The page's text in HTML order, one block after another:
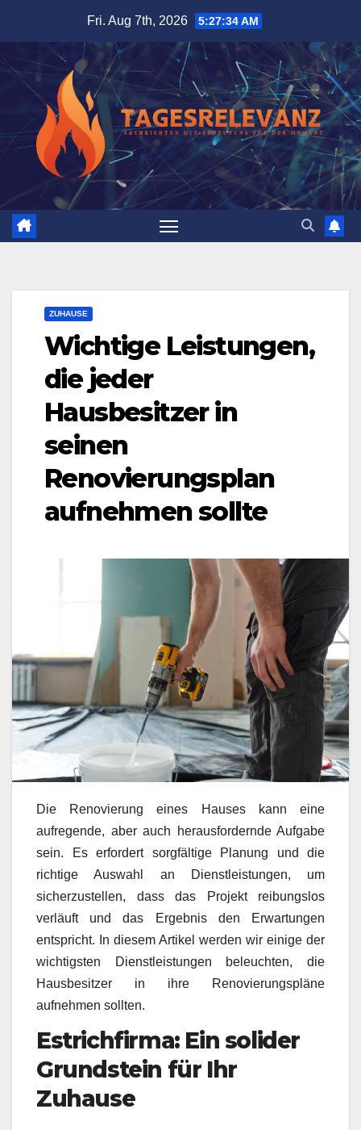
content
Fri. Aug 7th, 2026 5:27:35 AM
ZUHAUSE
Wichtige Leistungen,
die jeder
Hausbesitzer in
seinen
Renovierungsplan
aufnehmen sollte
Die Renovierung eines Hauses kann eine
aufregende, aber auch herausfordernde Aufgabe
sein. Es erfordert sorgfältige Planung und die
richtige Auswahl an Dienstleistungen, um
sicherzustellen, dass das Projekt reibungslos
verläuft und das Ergebnis den Erwartungen
entspricht. In diesem Artikel werden wir einige der
wichtigsten Dienstleistungen beleuchten, die
Hausbesitzer in ihre Renovierungspläne
aufnehmen sollten.
Estrichfirma: Ein solider
Grundstein für Ihr
Zuhause